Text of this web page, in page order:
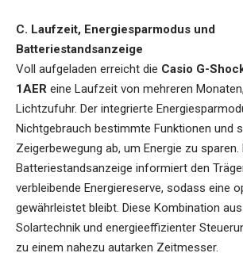
C. Laufzeit, Energiesparmodus und
Batteriestandsanzeige
Voll aufgeladen erreicht die Casio G-
1AER eine Laufzeit von mehreren
Lichtzufuhr. Der integrierte
Nichtgebrauch bestimmte Funktionen und
Zeigerbewegung ab, um Energie zu sparen.
Batteriestandsanzeige informiert den
verbleibende Energiereserve, sodass eine
gewährleistet bleibt. Diese Kombination
Solartechnik und energieeffizienter
zu einem nahezu autarken Zeitmesser.